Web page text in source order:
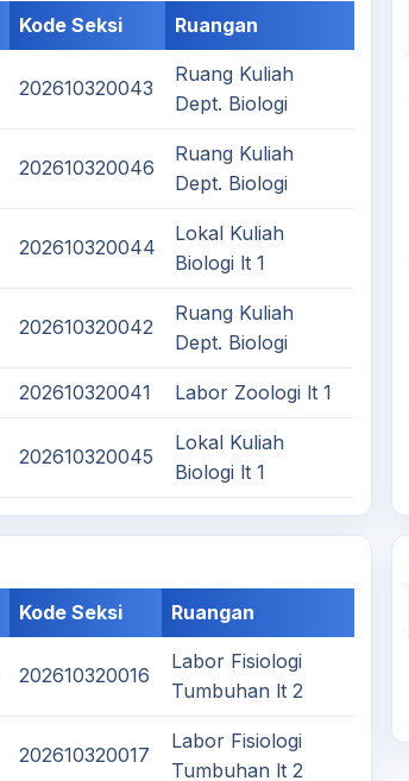
Kode Seksi Ruangan
202610320043
Ruang Kuliah
Dept. Biologi
202610320046
Ruang Kuliah
Dept. Biologi
202610320044
Lokal Kuliah
Biologi lt 1
202610320042
Ruang Kuliah
Dept. Biologi
202610320041 Labor Zoologi lt 1
202610320045
Lokal Kuliah
Biologi lt 1
Kode Seksi Ruangan
202610320016
Labor Fisiologi
Tumbuhan lt 2
202610320017
Labor Fisiologi
Tumbuhan lt 2